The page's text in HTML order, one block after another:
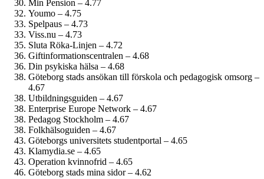
Min Pension – 4.77
Youmo – 4.75
Spelpaus – 4.73
Viss.nu – 4.73
Sluta Röka-Linjen – 4.72
Giftinformations­centralen – 4.68
Din psykiska hälsa – 4.68
Göteborg stads ansökan till förskola och pedagogisk omsorg –
4.67
Utbildningsguiden – 4.67
Enterprise Europe Network – 4.67
Pedagog Stockholm – 4.67
Folkhälsoguiden – 4.67
Göteborgs universitets studentportal – 4.65
Klamydia.se – 4.65
Operation kvinnofrid – 4.65
Göteborg stads mina sidor – 4.62